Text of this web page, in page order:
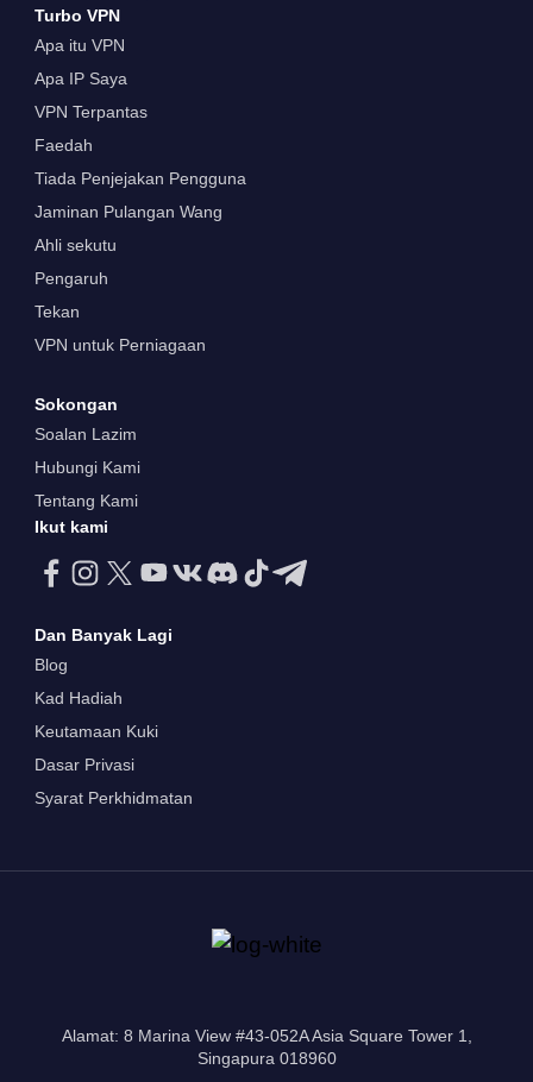
Turbo VPN
Apa itu VPN
Apa IP Saya
VPN Terpantas
Faedah
Tiada Penjejakan Pengguna
Jaminan Pulangan Wang
Ahli sekutu
Pengaruh
Tekan
VPN untuk Perniagaan
Sokongan
Soalan Lazim
Hubungi Kami
Tentang Kami
Ikut kami
Dan Banyak Lagi
Blog
Kad Hadiah
Keutamaan Kuki
Dasar Privasi
Syarat Perkhidmatan
Alamat: 8 Marina View #43-052A Asia Square Tower 1,
Singapura 018960